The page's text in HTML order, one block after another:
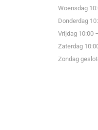
Woensdag
Donderdag
Vrijdag 10:00
Zaterdag
Zondag